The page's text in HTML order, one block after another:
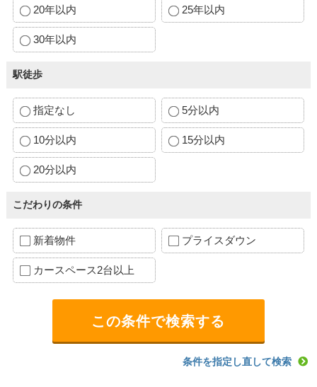
20年以内 25年以内
30年以内
駅徒歩
指定なし 5分以内
10分以内 15分以内
20分以内
こだわりの条件
新着物件 プライスダウン
カースペース2台以上
条件を指定し直して検索